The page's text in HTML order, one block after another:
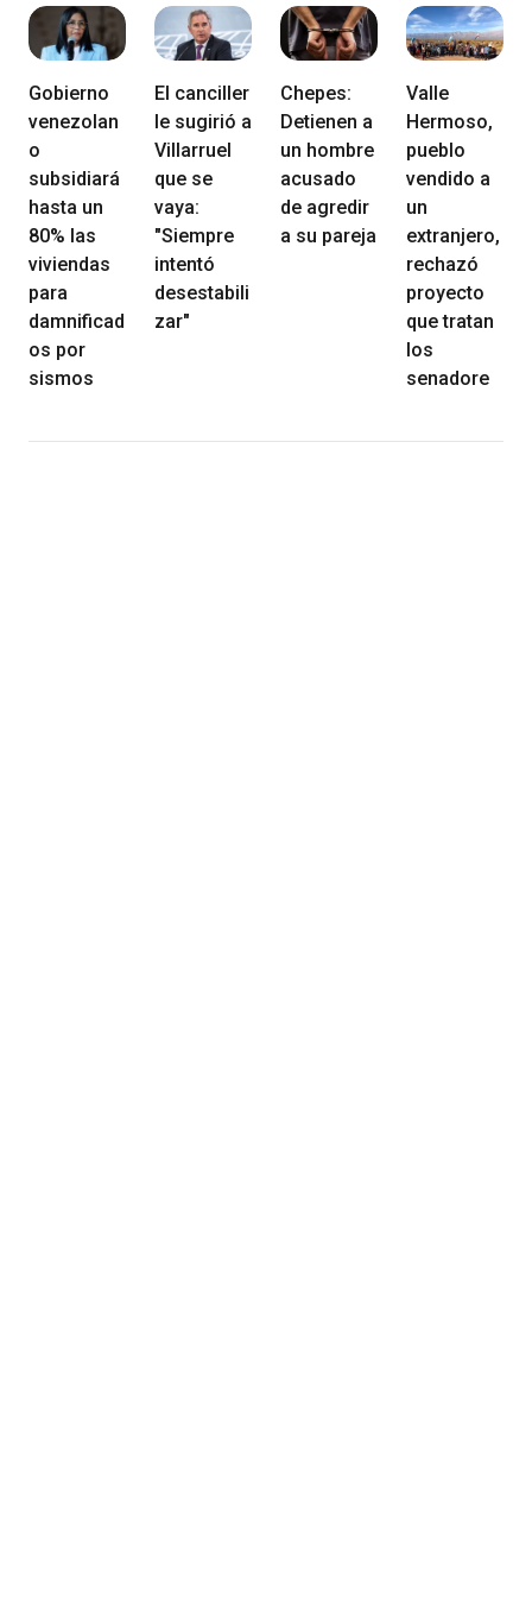
Gobierno
venezolan
o
subsidiará
hasta un
80% las
viviendas
para
damnificad
os por
sismos
El canciller
le sugirió a
Villarruel
que se
vaya:
"Siempre
intentó
desestabili
zar"
Chepes:
Detienen a
un hombre
acusado
de agredir
a su pareja
Valle
Hermoso,
pueblo
vendido a
un
extranjero,
rechazó
proyecto
que tratan
los
senadore